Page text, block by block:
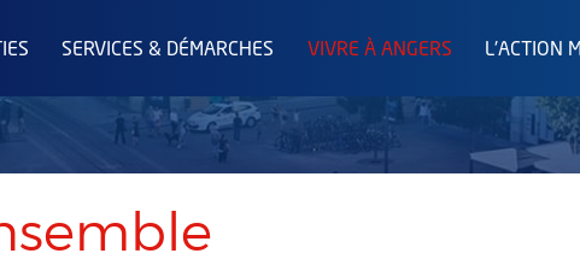
SERVICES & DÉMARCHES VIVRE À ANGERS L'ACTION